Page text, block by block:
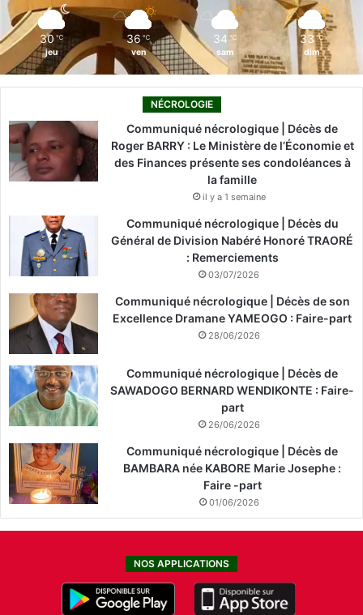
30 ℃
jeu
36 ℃
ven
34 ℃
sam
33 ℃
dim
NÉCROLOGIE
Communiqué nécrologique | Décès de
Roger BARRY : Le Ministère de l’Économie et
des Finances présente ses condoléances à
la famille
il y a 1 semaine
Communiqué nécrologique | Décès du
Général de Division Nabéré Honoré TRAORÉ
: Remerciements
03/07/2026
Communiqué nécrologique | Décès de son
Excellence Dramane YAMEOGO : Faire-part
28/06/2026
Communiqué nécrologique | Décès de
SAWADOGO BERNARD WENDIKONTE : Faire-
part
26/06/2026
Communiqué nécrologique | Décès de
BAMBARA née KABORE Marie Josephe :
Faire -part
01/06/2026
NOS APPLICATIONS